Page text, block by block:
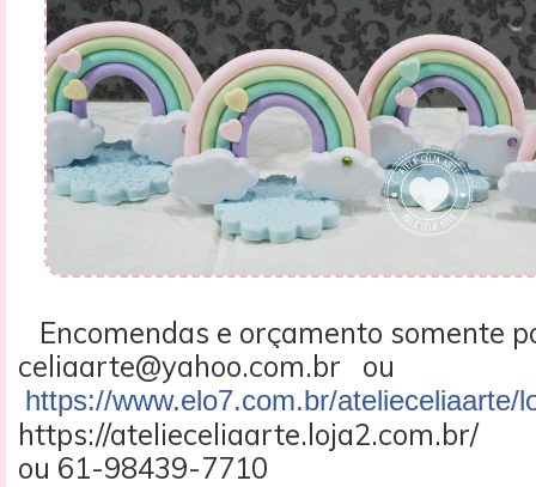
Encomendas e orçamento somente
celiaarte@yahoo.com.br ou
https://www.elo7.com.br/atelieceliaarte/
https://atelieceliaarte.loja2.com.br/
ou 61-98439-7710